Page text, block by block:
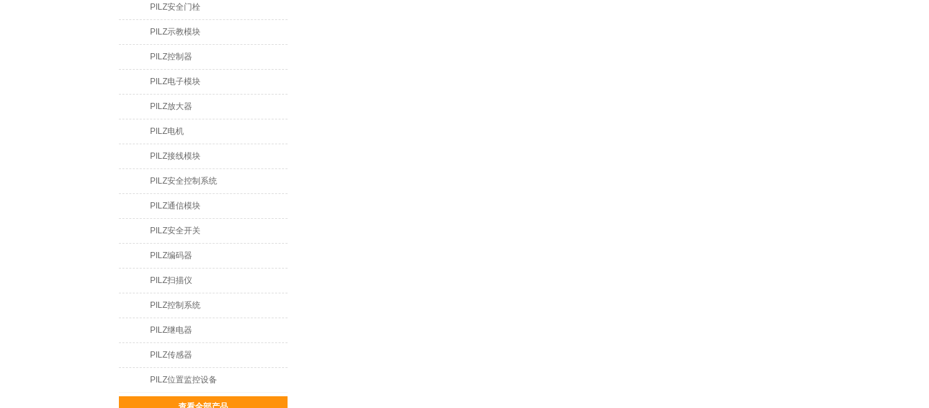
PILZ安全门栓
PILZ示教模块
PILZ控制器
PILZ电子模块
PILZ放大器
PILZ电机
PILZ接线模块
PILZ安全控制系统
PILZ通信模块
PILZ安全开关
PILZ编码器
PILZ扫描仪
PILZ控制系统
PILZ继电器
PILZ传感器
PILZ位置监控设备